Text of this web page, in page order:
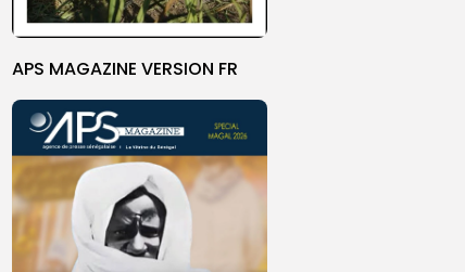
APS MAGAZINE VERSION FR